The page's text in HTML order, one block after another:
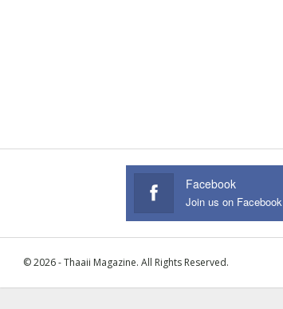
Facebook
Join us on Facebook
© 2026 - Thaaii Magazine. All Rights Reserved.